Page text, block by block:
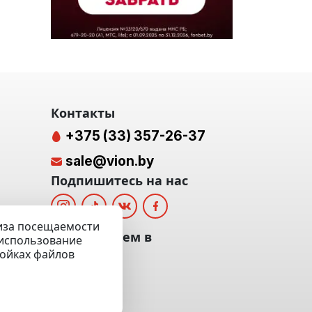
посещаемости
файлов
Контакты
+375 (33) 357-26-37
sale@vion.by
Подпишитесь на нас
Мы отвечаем в